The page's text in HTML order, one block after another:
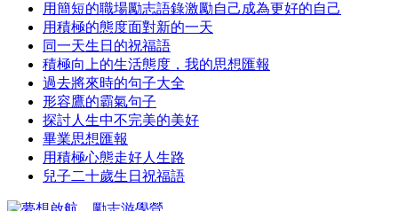
用簡短的職場勵志語錄激勵自己成為更好的自己
用積極的態度面對新的一天
同一天生日的祝福語
積極向上的生活態度，我的思想匯報
過去將來時的句子大全
形容鷹的霸氣句子
探討人生中不完美的美好
畢業思想匯報
用積極心態走好人生路
兒子二十歲生日祝福語